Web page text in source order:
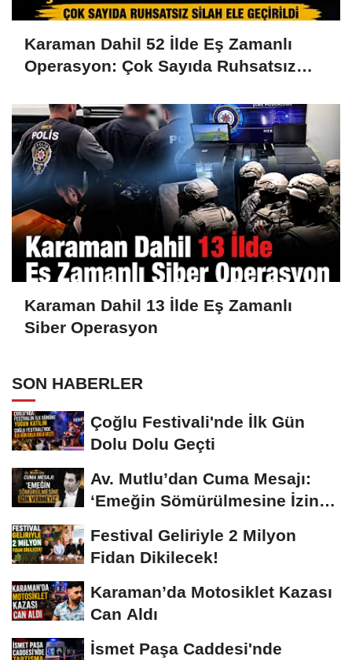
Karaman Dahil 52 İlde Eş Zamanlı
Operasyon: Çok Sayıda Ruhsatsız
Karaman Dahil 13 İlde Eş Zamanlı
Siber Operasyon
SON HABERLER
Çoğlu Festivali'nde İlk Gün
Dolu Dolu Geçti
Av. Mutlu’dan Cuma Mesajı:
‘Emeğin Sömürülmesine İzin
Festival Geliriyle 2 Milyon
Fidan Dikilecek!
Karaman’da Motosiklet Kazası
Can Aldı
İsmet Paşa Caddesi'nde